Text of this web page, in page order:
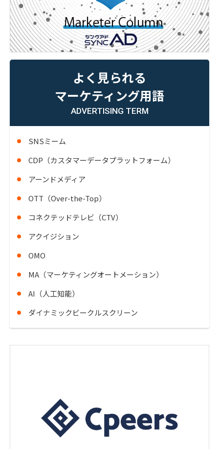
よく見られる
マーケティング用語
ADVERTISING TERM
SNSミーム
CDP（カスタマーデータプラットフォーム）
アーンドメディア
OTT（Over-the-Top）
コネクテッドテレビ（CTV）
アクイジション
OMO
MA（マーケティングオートメーション）
AI（人工知能）
ダイナミックビークルスクリーン